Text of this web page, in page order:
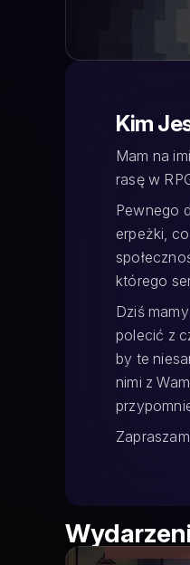
Kim
Mam na
rasę w
Pewnego
erpeżki,
którego
Dziś
polecić z
by te
nimi z